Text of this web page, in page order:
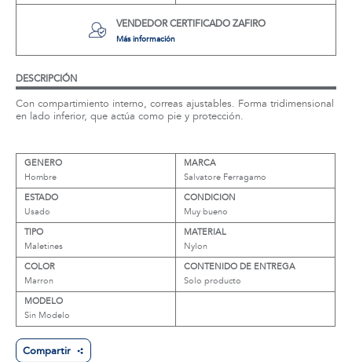
VENDEDOR CERTIFICADO ZAFIRO
Más información
DESCRIPCIÓN
Con compartimiento interno, correas ajustables. Forma tridimensional
en lado inferior, que actúa como pie y protección.
GENERO
Hombre
MARCA
Salvatore Ferragamo
ESTADO
Usado
CONDICION
Muy bueno
TIPO
Maletines
MATERIAL
Nylon
COLOR
Marron
CONTENIDO DE ENTREGA
Solo producto
MODELO
Sin Modelo
Compartir